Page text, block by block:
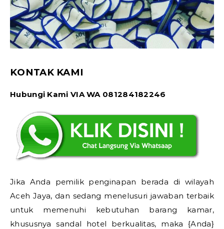
KONTAK KAMI
Hubungi Kami VIA WA 081284182246
Jika Anda pemilik penginapan berada di wilayah
Aceh Jaya, dan sedang menelusuri jawaban terbaik
untuk memenuhi kebutuhan barang kamar,
khususnya sandal hotel berkualitas, maka {Anda}